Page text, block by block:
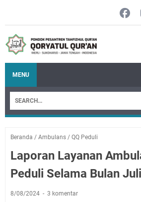
MENU
Beranda / Ambulans / QQ Peduli
Laporan Layanan
Peduli Selama Bulan
8/08/2024 3 komentar